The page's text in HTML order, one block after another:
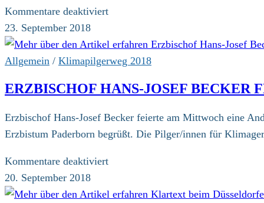
Kilometer
einem
Tag
Kommentare deaktiviertfür
zu
Veränderung:
mit
Kurschus
in
23. September 2018
Allgemein / Klimapilgerweg 2018
ERZBISCHOF HANS-JOSEF
Erzbischof Hans-Josef Becker feierte am Mittwoch eine
Erzbistum Paderborn begrüßt. Die Pilger/innen für
Kommentare deaktiviertfür
Hans-
20. September 2018